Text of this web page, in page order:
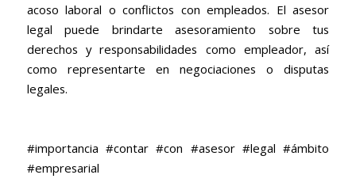
acoso laboral o conflictos con empleados. El asesor
legal puede brindarte asesoramiento sobre tus
derechos y responsabilidades como empleador, así
como representarte en negociaciones o disputas
legales.
#importancia #contar #con #asesor #legal #ámbito
#empresarial